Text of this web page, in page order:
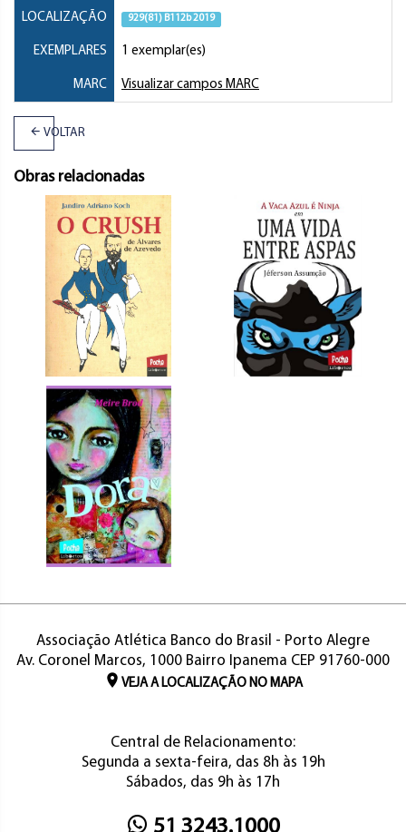
LOCALIZAÇÃO 929(81) B112b 2019
EXEMPLARES 1 exemplar(es)
MARC Visualizar campos MARC
VOLTAR
Obras relacionadas
Associação Atlética Banco do Brasil - Porto Alegre
Av. Coronel Marcos, 1000 Bairro Ipanema CEP 91760-000
VEJA A LOCALIZAÇÃO NO MAPA
Central de Relacionamento:
Segunda a sexta-feira, das 8h às 19h
Sábados, das 9h às 17h
51 3243.1000